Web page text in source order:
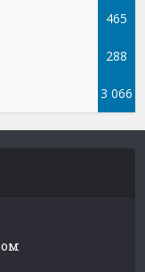
465
288
3 066